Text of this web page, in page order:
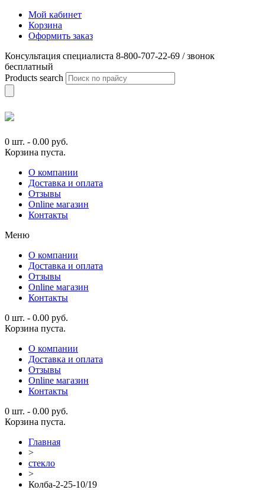
Мой кабинет
Корзина
Оформить заказ
Консультация специалиста 8-800-707-22-69 / звонок
бесплатный
Products search
0 шт. - 0.00 руб.
Корзина пуста.
О компании
Доставка и оплата
Отзывы
Online магазин
Контакты
Меню
О компании
Доставка и оплата
Отзывы
Online магазин
Контакты
0 шт. - 0.00 руб.
Корзина пуста.
О компании
Доставка и оплата
Отзывы
Online магазин
Контакты
0 шт. - 0.00 руб.
Корзина пуста.
Главная
>
стекло
>
Колба-2-25-10/19